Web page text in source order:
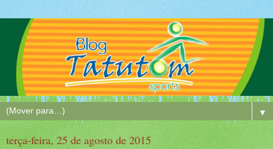
▼
terça-feira, 25 de agosto de 2015